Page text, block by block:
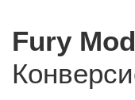
Fury